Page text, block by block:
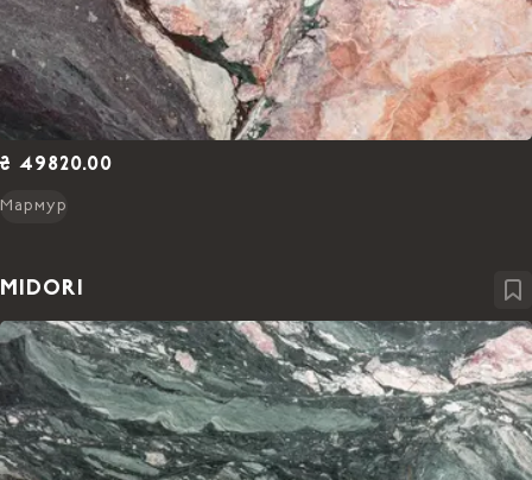
₴ 49820.00
Мармур
MIDORI